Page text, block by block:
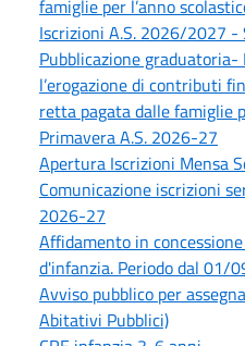
famiglie per l’anno
Iscrizioni A.S. 2026/2027 -
Pubblicazione graduatoria-
l’erogazione di contributi
retta pagata dalle famiglie
Primavera A.S. 2026-27
Apertura Iscrizioni Mensa
Comunicazione iscrizioni
2026-27
Affidamento in
d'infanzia. Periodo dal
Avviso pubblico per
Abitativi Pubblici)